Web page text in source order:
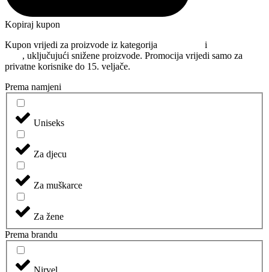
Kopiraj kupon
Kupon vrijedi za proizvode iz kategorija
i
, uključujući snižene proizvode. Promocija vrijedi samo za
privatne korisnike do 15. veljače.
Prema namjeni
Uniseks
Za djecu
Za muškarce
Za žene
Prema brandu